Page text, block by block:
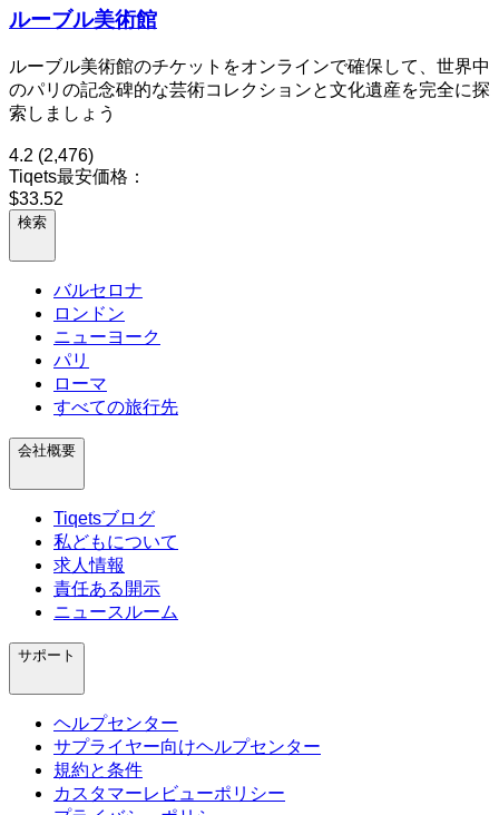
ルーブル美術館
ルーブル美術館のチケットをオンラインで確保して、世界中
のパリの記念碑的な芸術コレクションと文化遺産を完全に探
索しましょう
4.2 (2,476)
Tiqets最安価格：
$33.52
検索
バルセロナ
ロンドン
ニューヨーク
パリ
ローマ
すべての旅行先
会社概要
Tiqetsブログ
私どもについて
求人情報
責任ある開示
ニュースルーム
サポート
ヘルプセンター
サプライヤー向けヘルプセンター
規約と条件
カスタマーレビューポリシー